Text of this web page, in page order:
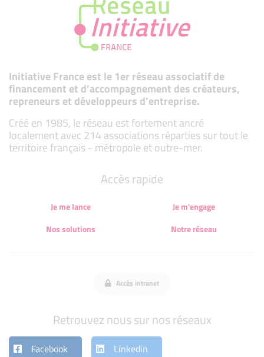
Initiative France est le 1er réseau associatif de
financement et d’accompagnement des créateurs,
repreneurs et développeurs d’entreprise.
Créé en 1985, le réseau est fortement ancré
localement avec 214 associations réparties sur tout le
territoire français - métropole et outre-mer.
Accès rapide
Je me lance
Je m'engage
Nos solutions
Notre réseau
Accès intranet
Retrouvez nous sur nos réseaux
Facebook Linkedin